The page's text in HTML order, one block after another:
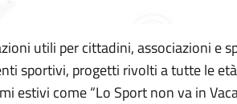
utili per cittadini, associazioni e
sportivi, progetti rivolti a tutte le
estivi come “Lo Sport non va in